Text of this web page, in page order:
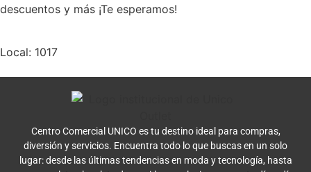
descuentos y más ¡Te esperamos!
Local: 1017
Centro Comercial UNICO es tu destino ideal para compras,
diversión y servicios. Encuentra todo lo que buscas en un solo
lugar: desde las últimas tendencias en moda y tecnología, hasta